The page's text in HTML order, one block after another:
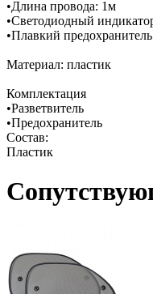
•Длина провода: 1м
•Светодиодный
•Плавкий
Материал: пластик
Комплектация
•Разветвитель
•Предохранитель
Состав:
Пластик